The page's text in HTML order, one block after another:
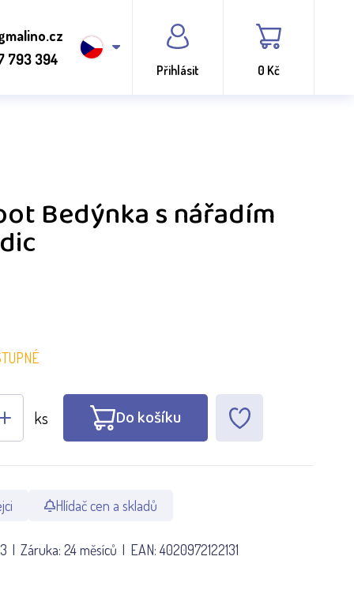
793 394
Přihlásit 0 Kč
Bedýnka s nářadím
ks Do košíku
Hlídač cen a skladů
Záruka: 24 měsíců EAN:4020972122131